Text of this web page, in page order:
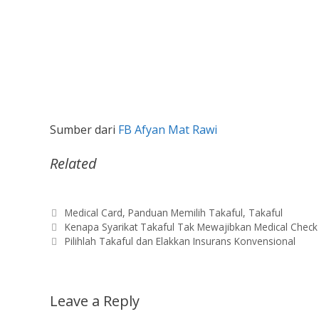
Sumber dari FB Afyan Mat Rawi
Related
Categories
Medical Card, Panduan Memilih Takaful, Takaful
Kenapa Syarikat Takaful Tak Mewajibkan Medical Check
Pilihlah Takaful dan Elakkan Insurans Konvensional
Leave a Reply